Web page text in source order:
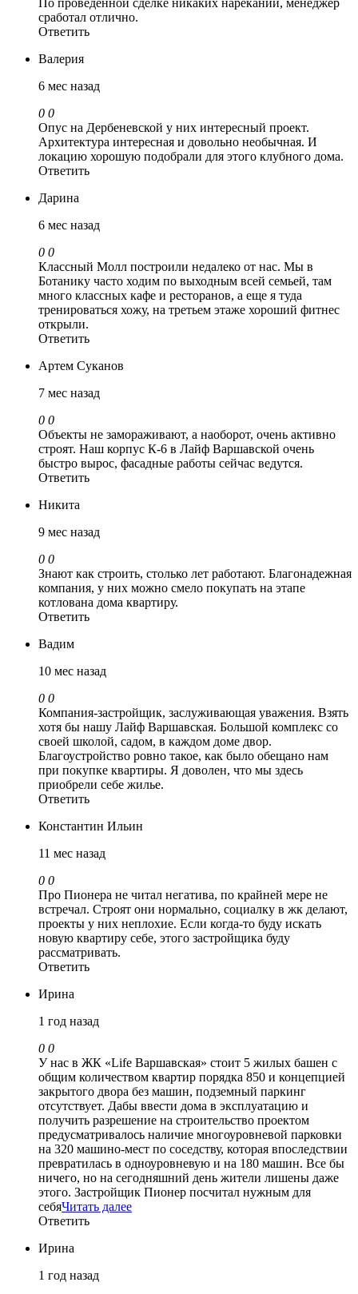
По проведенной сделке никаких нареканий, менеджер
сработал отлично.
Ответить
Валерия
6 мес назад
0 0
Опус на Дербеневской у них интересный проект.
Архитектура интересная и довольно необычная. И
локацию хорошую подобрали для этого клубного дома.
Ответить
Дарина
6 мес назад
0 0
Классный Молл построили недалеко от нас. Мы в
Ботанику часто ходим по выходным всей семьей, там
много классных кафе и ресторанов, а еще я туда
тренироваться хожу, на третьем этаже хороший фитнес
открыли.
Ответить
Артем Суканов
7 мес назад
0 0
Объекты не замораживают, а наоборот, очень активно
строят. Наш корпус К-6 в Лайф Варшавской очень
быстро вырос, фасадные работы сейчас ведутся.
Ответить
Никита
9 мес назад
0 0
Знают как строить, столько лет работают. Благонадежная
компания, у них можно смело покупать на этапе
котлована дома квартиру.
Ответить
Вадим
10 мес назад
0 0
Компания-застройщик, заслуживающая уважения. Взять
хотя бы нашу Лайф Варшавская. Большой комплекс со
своей школой, садом, в каждом доме двор.
Благоустройство ровно такое, как было обещано нам
при покупке квартиры. Я доволен, что мы здесь
приобрели себе жилье.
Ответить
Константин Ильин
11 мес назад
0 0
Про Пионера не читал негатива, по крайней мере не
встречал. Строят они нормально, социалку в жк делают,
проекты у них неплохие. Если когда-то буду искать
новую квартиру себе, этого застройщика буду
рассматривать.
Ответить
Ирина
1 год назад
0 0
У нас в ЖК «Life Варшавская» стоит 5 жилых башен с
общим количеством квартир порядка 850 и концепцией
закрытого двора без машин, подземный паркинг
отсутствует. Дабы ввести дома в эксплуатацию и
получить разрешение на строительство проектом
предусматривалось наличие многоуровневой парковки
на 320 машино-мест по соседству, которая впоследствии
превратилась в одноуровневую и на 180 машин. Все бы
ничего, но на сегодняшний день жители лишены даже
этого. Застройщик Пионер посчитал нужным для
себяЧитать далее
Ответить
Ирина
1 год назад